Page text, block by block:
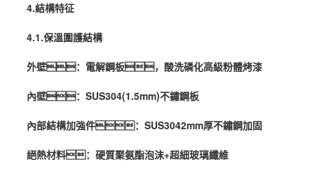
4.結構特征
4.1.保溫圍護結構
外壁：電解鋼板，酸洗磷化高級粉體烤漆
內壁：SUS304(1.5mm)不鏽鋼板
內部結構加強件：SUS3042mm厚不鏽鋼加固
絕熱材料：硬質聚氨酯泡沫+超細玻璃纖維